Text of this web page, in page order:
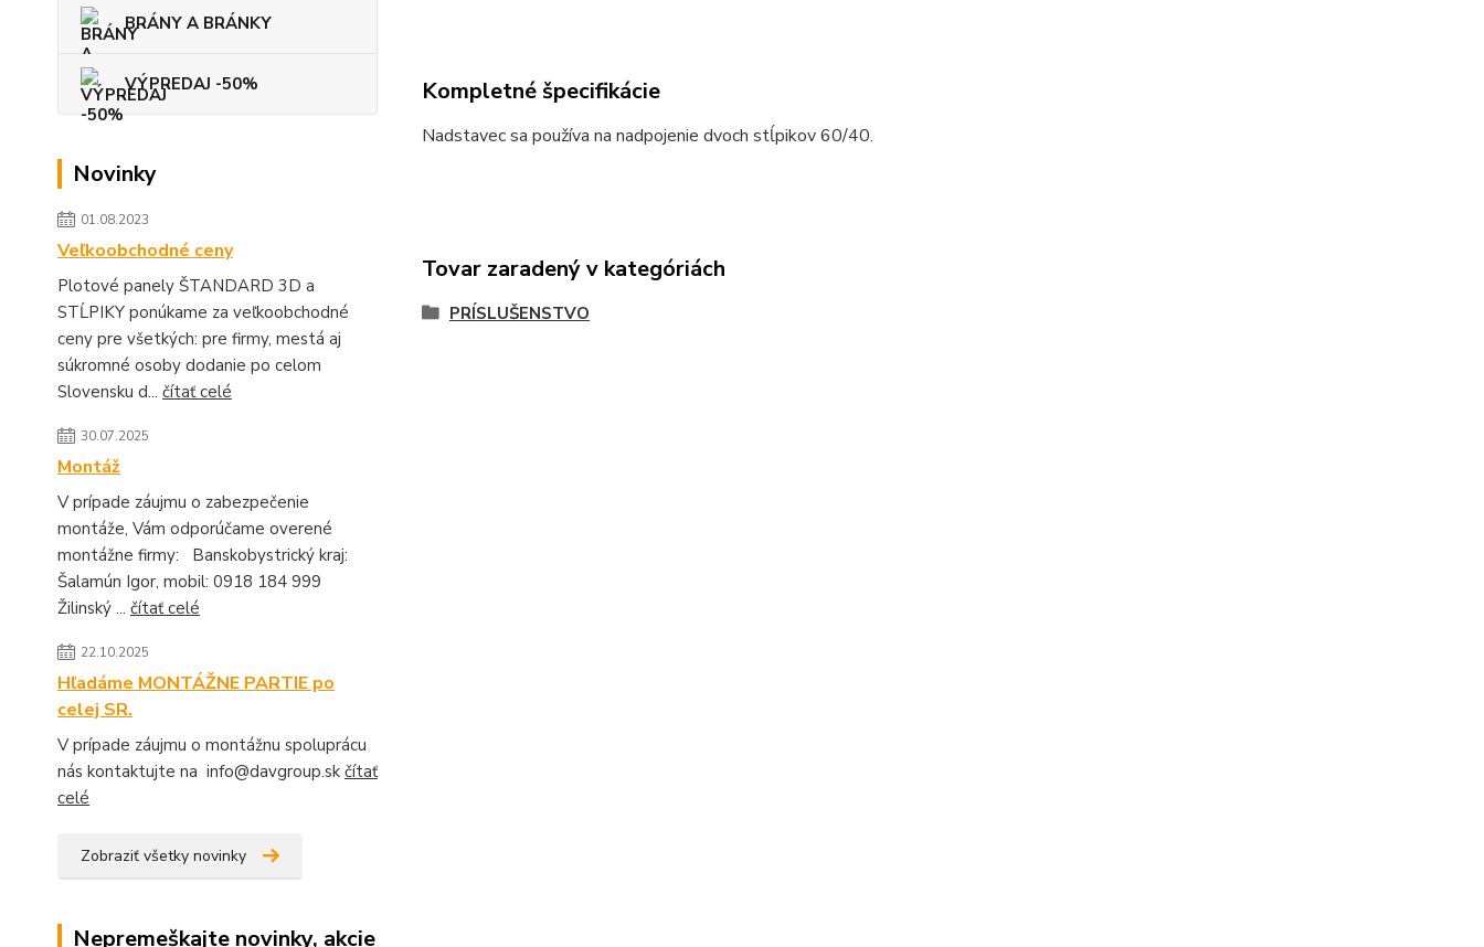
BRÁNY A BRÁNKY
VÝPREDAJ -50%
Novinky
01.08.2023
Veľkoobchodné ceny
Plotové panely ŠTANDARD 3D a
STĹPIKY ponúkame za veľkoobchodné
ceny pre všetkých: pre firmy, mestá aj
súkromné osoby dodanie po celom
Slovensku d... čítať celé
30.07.2025
Montáž
V prípade záujmu o zabezpečenie
montáže, Vám odporúčame overené
montážne firmy: Banskobystrický kraj:
Šalamún Igor, mobil: 0918 184 999
Žilinský ... čítať celé
22.10.2025
Hľadáme MONTÁŽNE PARTIE po
celej SR.
V prípade záujmu o montážnu spoluprácu
nás kontaktujte na info@davgroup.sk čítať
celé
Zobraziť všetky novinky
Nepremeškajte novinky, akcie
Kompletné špecifikácie
Nadstavec sa používa na nadpojenie dvoch stĺpikov 60/40.
Tovar zaradený v kategóriách
PRÍSLUŠENSTVO